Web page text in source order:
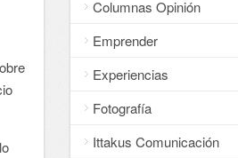
Columnas Opinión
Emprender
Experiencias
Fotografía
Ittakus Comunicación